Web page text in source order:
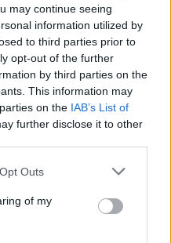
may continue seeing
information utilized by
to third parties prior to
opt-out of the further
by third parties on the
This information may
on the IAB’s List of
further disclose it to other
uses one or more Google
You may click to
and its third-party tags to
purposes in below Google
Outs
of my
miatt. Az önmagadba
és jobb élet felé
és a sok szerencsét
nem is számítottál.